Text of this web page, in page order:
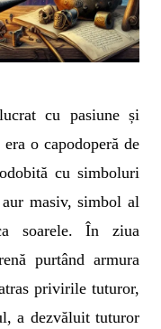
cu pasiune și
o capodoperă de
cu simboluri
masiv, simbol al
soarele. În ziua
purtând armura
privirile tuturor,
a dezvăluit tuturor